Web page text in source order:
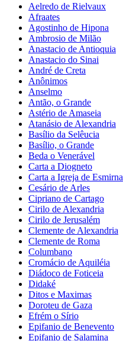
Aelredo de Rielvaux
Afraates
Agostinho de Hipona
Ambrosio de Milão
Anastacio de Antioquia
Anastacio do Sinai
André de Creta
Anônimos
Anselmo
Antão, o Grande
Astério de Amaseia
Atanásio de Alexandria
Basílio da Selêucia
Basílio, o Grande
Beda o Venerável
Carta a Diogneto
Carta a Igreja de Esmirna
Cesário de Arles
Cipriano de Cartago
Cirilo de Alexandria
Cirilo de Jerusalém
Clemente de Alexandria
Clemente de Roma
Columbano
Cromácio de Aquiléia
Diádoco de Foticeia
Didaké
Ditos e Maximas
Doroteu de Gaza
Efrém o Sírio
Epifanio de Benevento
Epifanio de Salamina